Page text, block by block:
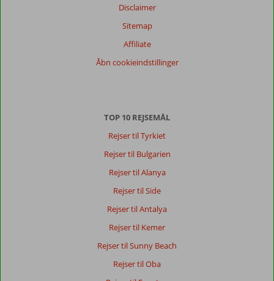
Disclaimer
Sitemap
Affiliate
Åbn cookieindstillinger
TOP 10 REJSEMÅL
Rejser til Tyrkiet
Rejser til Bulgarien
Rejser til Alanya
Rejser til Side
Rejser til Antalya
Rejser til Kemer
Rejser til Sunny Beach
Rejser til Oba